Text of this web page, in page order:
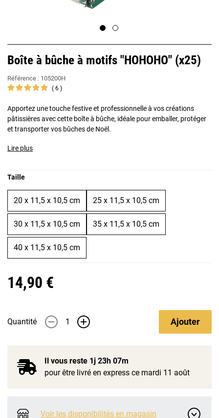
Boîte à bûche à motifs "HOHOHO" (x25)
Référence : 105200H
6
Apportez une touche festive et professionnelle à vos créations
pâtissières avec cette boîte à bûche, idéale pour emballer, protéger
et transporter vos bûches de Noël.
Lire plus
Taille
20 x 11,5 x 10,5 cm 25 x 11,5 x 10,5 cm
30 x 11,5 x 10,5 cm 35 x 11,5 x 10,5 cm
40 x 11,5 x 10,5 cm
14,90 €
Quantité - + Ajouter
Il vous reste 1j 23h 07m
pour être livré en express ce mardi 11 août
Voir les disponibilités en magasin